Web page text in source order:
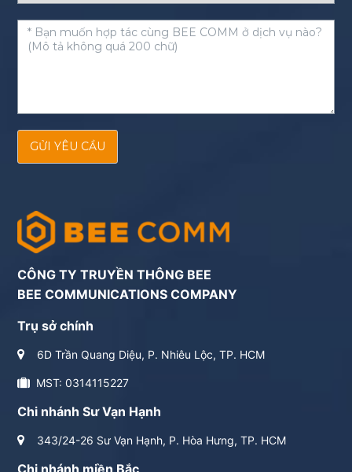
GỬI YÊU CẦU
CÔNG TY TRUYỀN THÔNG BEE
BEE COMMUNICATIONS COMPANY
Trụ sở chính
6D Trần Quang Diệu, P. Nhiêu Lộc, TP. HCM
MST: 0314115227
Chi nhánh Sư Vạn Hạnh
343/24-26 Sư Vạn Hạnh, P. Hòa Hưng, TP. HCM